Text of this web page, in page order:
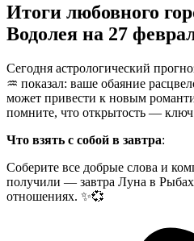
Итоги любовного
Водолея на 27
Сегодня астрологический
♒ показал: ваше обаяние
может привести к новым
помните, что открытость —
Что взять с собой в завтра:
Соберите все добрые слова и
получили — завтра Луна в
отношениях. ✨💞